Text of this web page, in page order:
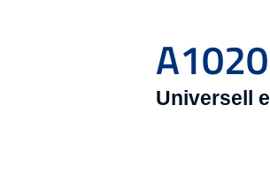
Universell